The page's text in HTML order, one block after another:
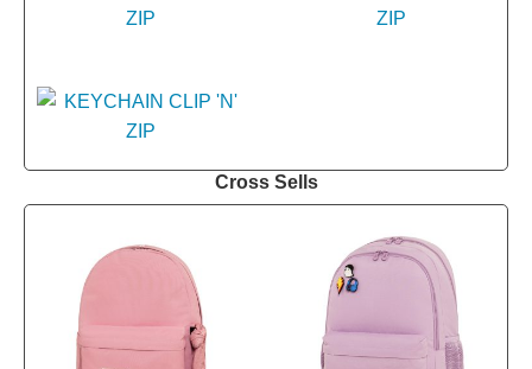
Cross Sells